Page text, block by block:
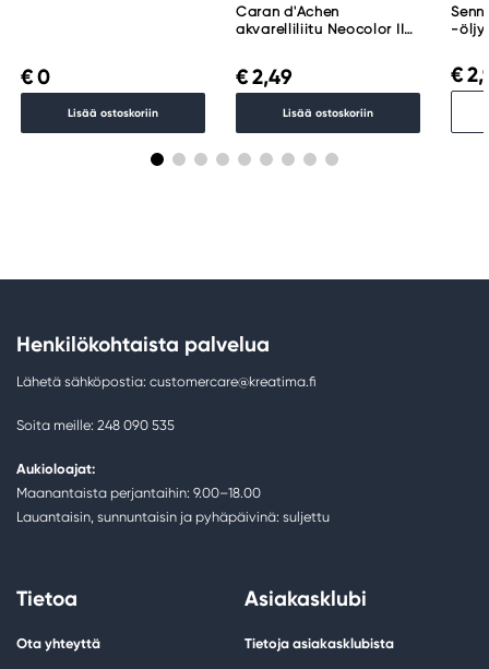
€ 0
Lisää ostoskoriin
Caran d'Achen
akvarelliliitu Neocolor II
€ 2,49
Lisää ostoskoriin
-
€
Henkilökohtaista palvelua
Lähetä sähköpostia: customercare@kreatima.fi
Soita meille: 248 090 535
Aukioloajat:
Maanantaista perjantaihin: 9.00–18.00
Lauantaisin, sunnuntaisin ja pyhäpäivinä: suljettu
Tietoa
Ota yhteyttä
Asiakasklubi
Tietoja asiakasklubista